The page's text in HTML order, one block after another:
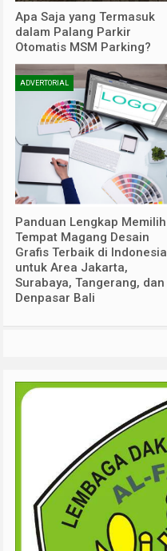
Apa Saja yang Termasuk
dalam Palang Parkir
Otomatis MSM Parking?
ADVERTORIAL
Panduan Lengkap Memilih
Tempat Magang Desain
Grafis Terbaik di Indonesia
untuk Area Jakarta,
Surabaya, Tangerang, dan
Denpasar Bali